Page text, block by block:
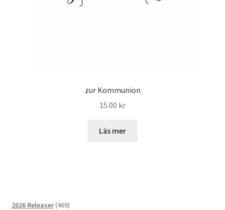
zur Kommunion
15.00 kr
Läs mer
2026 Releaser 469469